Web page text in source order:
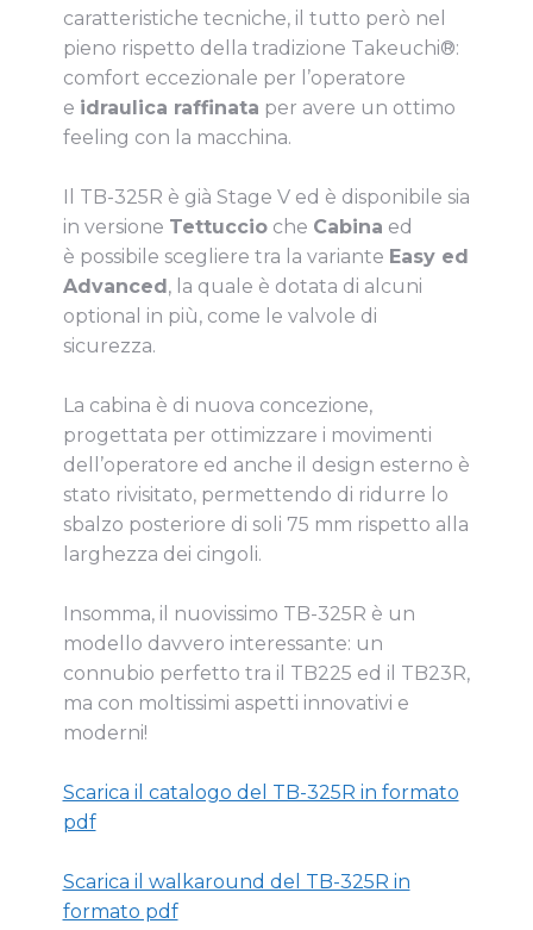
caratteristiche tecniche, il tutto però nel
pieno rispetto della tradizione Takeuchi®:
comfort eccezionale per l’operatore
e idraulica raffinata per avere un ottimo
feeling con la macchina.
Il TB-325R è già Stage V ed è disponibile sia
in versione Tettuccioche Cabina ed
è possibile scegliere tra la variante Easy ed
Advanced, la quale è dotata di alcuni
optional in più, come le valvole di
sicurezza.
La cabina è di nuova concezione,
progettata per ottimizzare i movimenti
dell’operatore ed anche il design esterno è
stato rivisitato, permettendo di ridurre lo
sbalzo posteriore di soli 75 mm rispetto alla
larghezza dei cingoli.
Insomma, il nuovissimo TB-325R è un
modello davvero interessante: un
connubio perfetto tra il TB225 ed il TB23R,
ma con moltissimi aspetti innovativi e
moderni!
Scarica il catalogo del TB-325R in formato
pdf
Scarica il walkaround del TB-325R in
formato pdf